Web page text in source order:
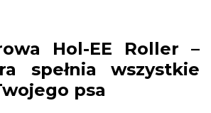
Hol-EE Roller –
spełnia wszystkie
psa